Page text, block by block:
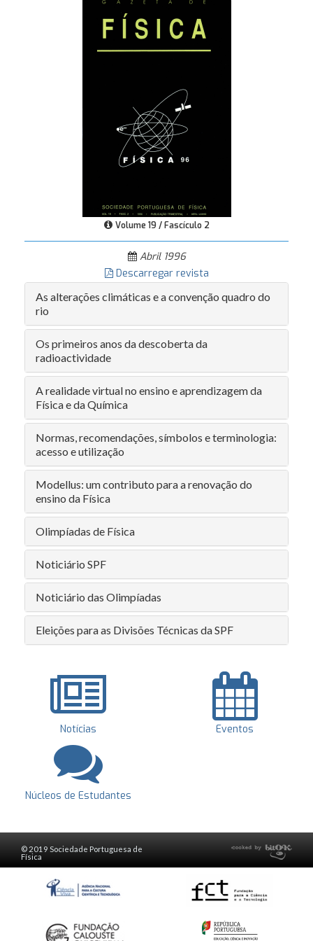
Volume 19 / Fascículo 2
Abril 1996
Descarregar revista
As alterações climáticas e a convenção quadro do
rio
Os primeiros anos da descoberta da
radioactividade
A realidade virtual no ensino e aprendizagem da
Física e da Química
Normas, recomendações, símbolos e terminologia:
acesso e utilização
Modellus: um contributo para a renovação do
ensino da Física
Olimpíadas de Física
Noticiário SPF
Noticiário das Olimpíadas
Eleições para as Divisões Técnicas da SPF
Notícias Eventos
Núcleos de Estudantes
© 2019 Sociedade Portuguesa de
Física